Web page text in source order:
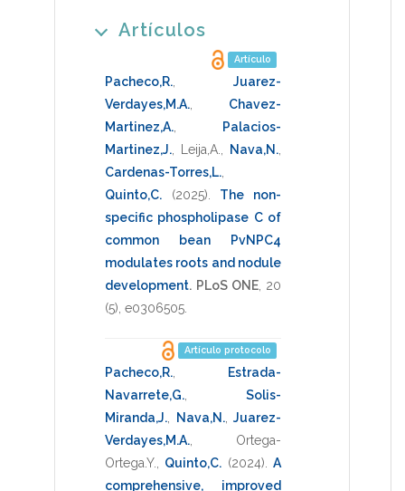
Artículos
Artículo
Pacheco,R.
Juarez-
Verdayes,M.A.
Chavez-
Martinez,A.
Palacios-
Martinez,J.
Leija,A. Nava,N.
Cardenas-Torres,L.
Quinto,C.
(2025)
The non-
specific phospholipase C of
common bean PvNPC4
modulates roots and nodule
development. PLoS ONE 20
(5), e0306505
Artículo protocolo
Pacheco,R.
Estrada-
Navarrete,G.
Solis-
Miranda,J.
Nava,N., Juarez-
Verdayes,M.A.
Ortega-
Ortega.Y.
Quinto,C. (2024) .A
comprehensive, improved